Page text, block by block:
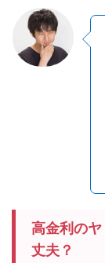
高金利の
丈夫？